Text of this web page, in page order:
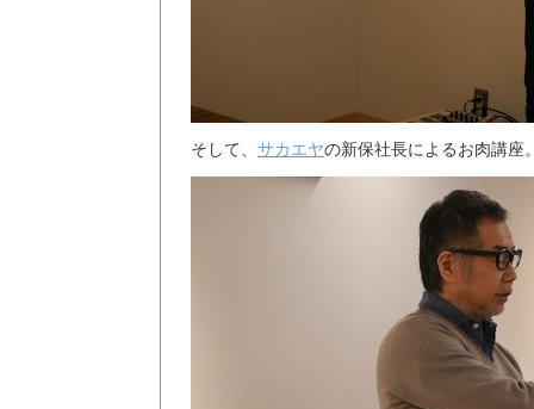
そして、 サカエヤの新保社長によるお肉講座